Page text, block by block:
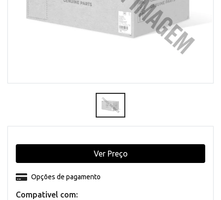
Compativel com:
Opções de pagamento
Ver Preço